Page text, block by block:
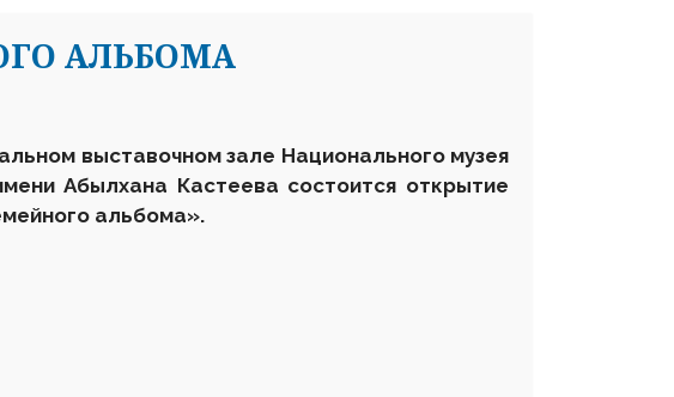
АЛЬБОМА
выставочном зале Национального музея
Абылхана Кастеева состоится открытие
альбома».